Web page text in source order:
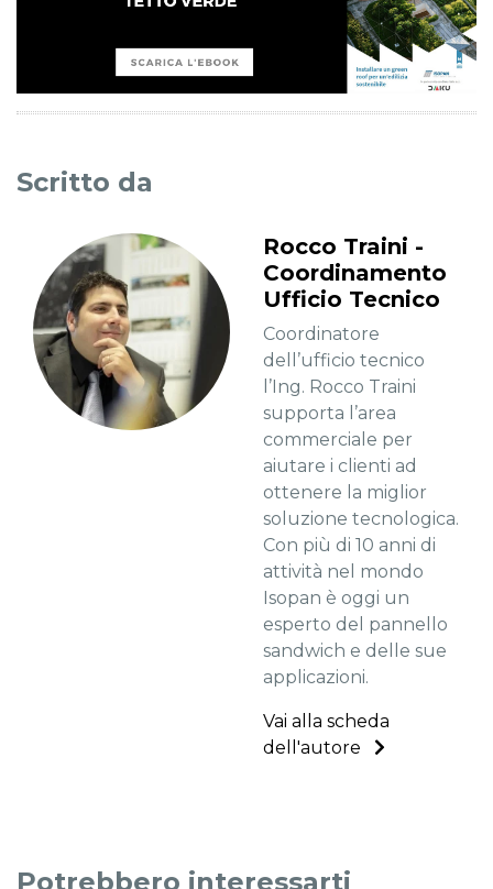
Scritto da
Rocco Traini -
Coordinamento
Ufficio Tecnico
Coordinatore
dell’ufficio tecnico
l’Ing. Rocco Traini
supporta l’area
commerciale per
aiutare i clienti ad
ottenere la miglior
soluzione tecnologica.
Con più di 10 anni di
attività nel mondo
Isopan è oggi un
esperto del pannello
sandwich e delle sue
applicazioni.
Vai alla scheda
dell'autore
Potrebbero interessarti